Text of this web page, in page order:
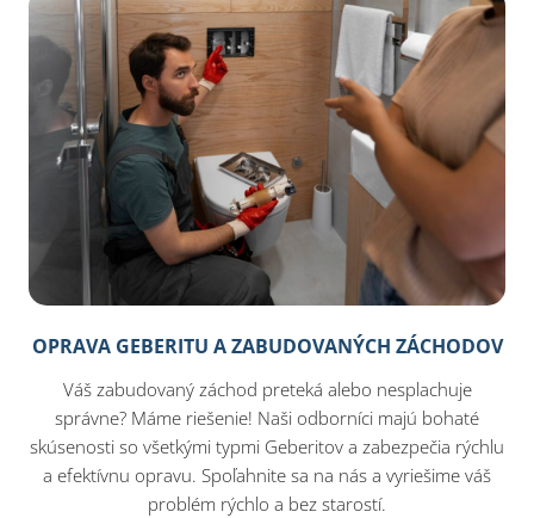
OPRAVA GEBERITU A ZABUDOVANÝCH ZÁCHODOV
Váš zabudovaný záchod preteká alebo nesplachuje
správne? Máme riešenie! Naši odborníci majú bohaté
skúsenosti so všetkými typmi Geberitov a zabezpečia rýchlu
a efektívnu opravu. Spoľahnite sa na nás a vyriešime váš
problém rýchlo a bez starostí.